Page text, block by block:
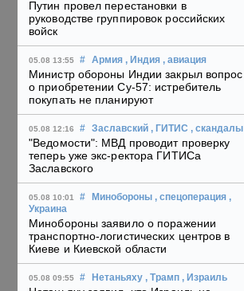
Путин провел перестановки в
руководстве группировок российских
войск
05.08 13:55 # Армия , Индия , авиация
Министр обороны Индии закрыл вопрос
о приобретении Су-57: истребитель
покупать не планируют
05.08 12:16 # Заславский , ГИТИС , скандалы
"Ведомости": МВД проводит проверку
теперь уже экс-ректора ГИТИСа
Заславского
05.08 10:01 # Минобороны , спецоперация ,
Украина
Минобороны заявило о поражении
транспортно-логистических центров в
Киеве и Киевской области
05.08 09:55 # Нетаньяху , Трамп , Израиль